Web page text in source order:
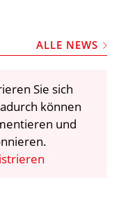
ALLE NEWS
Sie sich
können
und